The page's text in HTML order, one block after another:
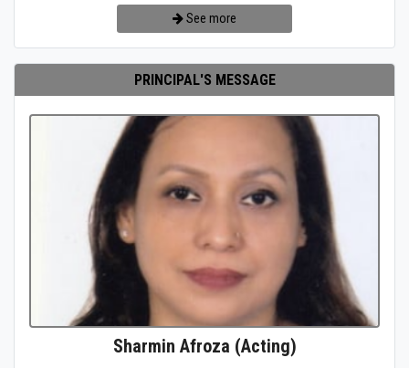
See more
PRINCIPAL'S MESSAGE
Sharmin Afroza (Acting)